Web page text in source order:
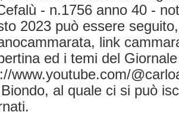
- n.1756 anno 40 -
2023 può essere
link
ed i temi del
www.youtube.com/
al quale ci si può